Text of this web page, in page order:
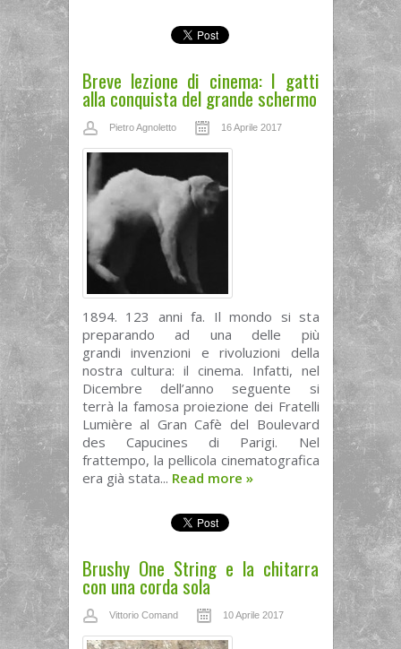
Breve lezione di cinema: I gatti
alla conquista del grande schermo
Pietro Agnoletto 16 Aprile 2017
1894. 123 anni fa. Il mondo si sta
preparando ad una delle più
grandi invenzioni e rivoluzioni della
nostra cultura: il cinema. Infatti, nel
Dicembre dell’anno seguente si
terrà la famosa proiezione dei Fratelli
Lumière al Gran Cafè del Boulevard
des Capucines di Parigi. Nel
frattempo, la pellicola cinematografica
era già stata... Read more »
Brushy One String e la chitarra
con una corda sola
Vittorio Comand 10 Aprile 2017